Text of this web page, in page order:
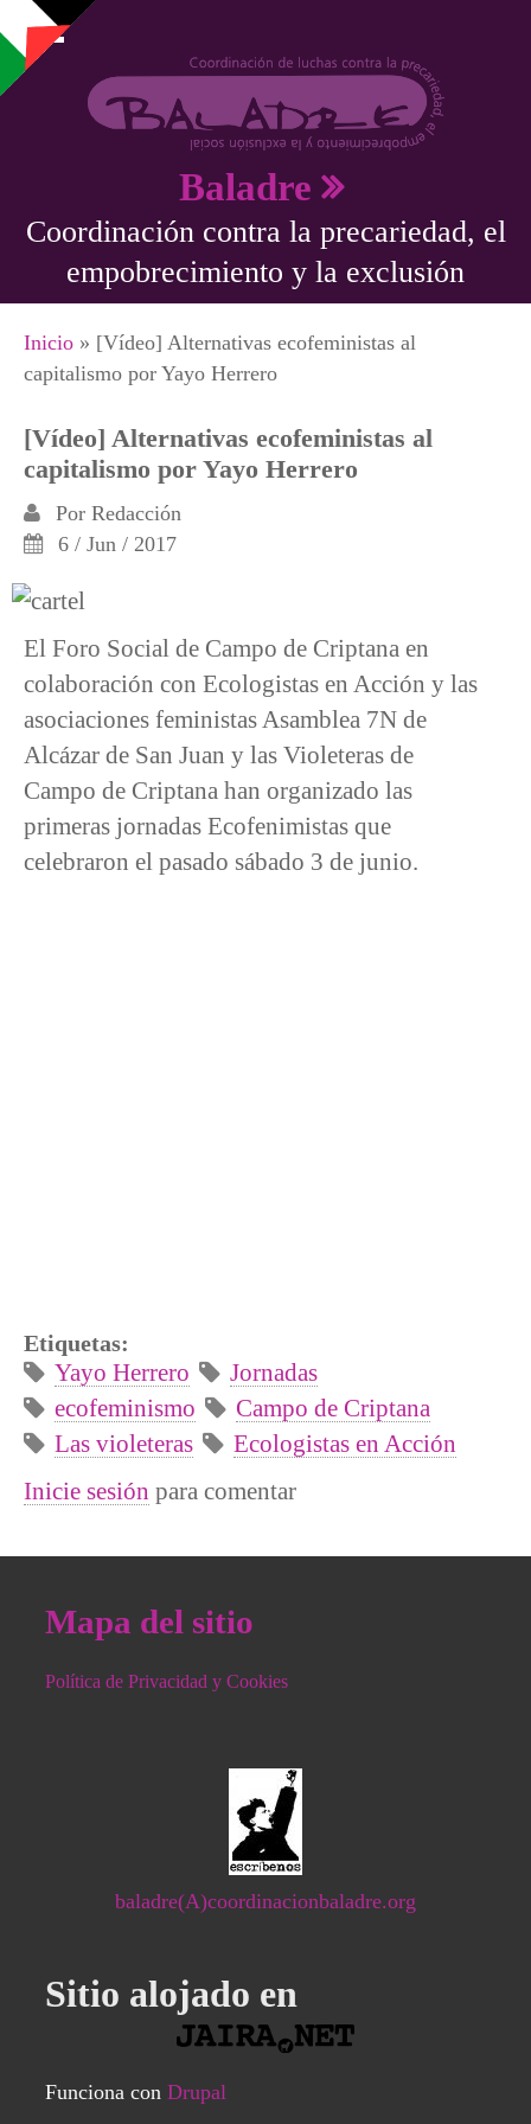
Pasar al contenido principal
Baladre
Coordinación contra la precariedad, el
empobrecimiento y la exclusión
Se encuentra usted aquí
Inicio » [Vídeo] Alternativas ecofeministas al
capitalismo por Yayo Herrero
[Vídeo] Alternativas ecofeministas al
capitalismo por Yayo Herrero
Por Redacción
6 / Jun / 2017
El Foro Social de Campo de Criptana en
colaboración con Ecologistas en Acción y las
asociaciones feministas Asamblea 7N de
Alcázar de San Juan y las Violeteras de
Campo de Criptana han organizado las
primeras jornadas Ecofenimistas que
celebraron el pasado sábado 3 de junio.
Etiquetas:
Yayo Herrero
Jornadas
ecofeminismo
Campo de Criptana
Las violeteras
Ecologistas en Acción
Inicie sesión para comentar
Mapa del sitio
Política de Privacidad y Cookies
baladre(A)coordinacionbaladre.org
Sitio alojado en
Funciona con Drupal